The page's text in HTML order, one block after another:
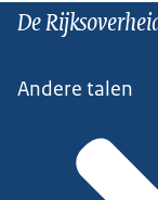
De
Andere talen